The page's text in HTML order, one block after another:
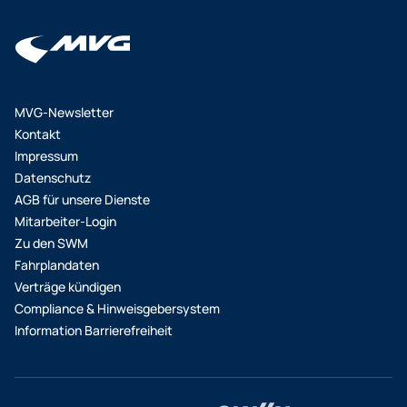
zwischen der Amalienburgstraße im Münchner
sieben Straßenbahnlinien und zahlreiche Buslinien
verknüpft. Im Nordosten erreichen Fahrgäste dann
mit der Tram die S8 zum Flughafen. Der aktuelle
Zeitplan sieht vor, dass eine stufenweise
Inbetriebnahme ab voraussichtlich 2025/2026
möglich sein wird. Neben den drei genannten
Tram-Projekten befinden sich aktuell noch acht
weitere in Prüfung.
MVG-Newsletter
Kontakt
Impressum
Datenschutz
AGB für unsere Dienste
Mitarbeiter-Login
Zu den SWM
Fahrplandaten
Verträge kündigen
Compliance & Hinweisgebersystem
Information Barrierefreiheit